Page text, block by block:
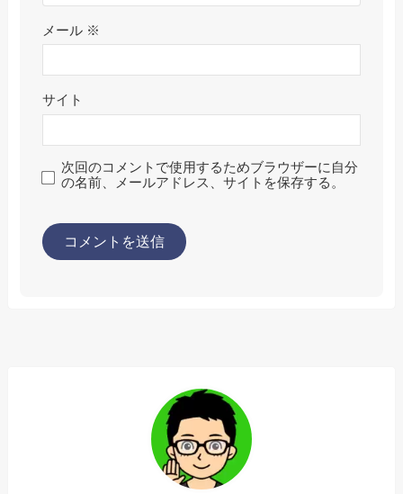
メール ※
サイト
次回のコメントで使用するためブラウザーに自分
の名前、メールアドレス、サイトを保存する。